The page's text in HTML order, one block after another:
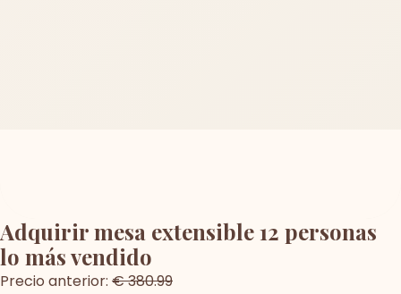
Adquirir mesa extensible 12 personas
lo más vendido
Precio anterior: € 380.99